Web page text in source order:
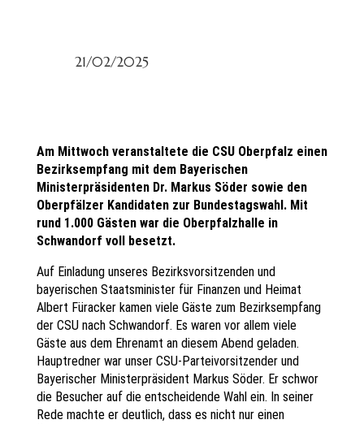
21/02/2025
Am Mittwoch veranstaltete die CSU Oberpfalz einen
Bezirksempfang mit dem Bayerischen
Ministerpräsidenten Dr. Markus Söder sowie den
Oberpfälzer Kandidaten zur Bundestagswahl. Mit
rund 1.000 Gästen war die Oberpfalzhalle in
Schwandorf voll besetzt.
Auf Einladung unseres Bezirksvorsitzenden und
bayerischen Staatsminister für Finanzen und Heimat
Albert Füracker kamen viele Gäste zum Bezirksempfang
der CSU nach Schwandorf. Es waren vor allem viele
Gäste aus dem Ehrenamt an diesem Abend geladen.
Hauptredner war unser CSU-Parteivorsitzender und
Bayerischer Ministerpräsident Markus Söder. Er schwor
die Besucher auf die entscheidende Wahl ein. In seiner
Rede machte er deutlich, dass es nicht nur einen